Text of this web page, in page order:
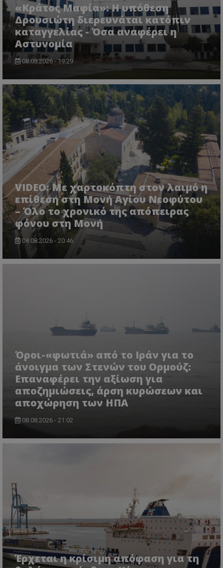
«Κράτος Μαφία»: Η υπόθεση
Δρουσιώτη διερευνάται κατόπιν
καταγγελίας - Όσα αναφέρει η
Αστυνομία
08.08.2026 - 19:29
VIDEO: Με χαρτοκόπτη στον λαιμό η
επίθεση στη Μονή Αγίου Νεοφύτου
– Όλο το χρονικό της απόπειρας
φόνου στη Μονή
08.08.2026 - 20:46
Όροι-«φωτιά» από το Ιράν για το
άνοιγμα των Στενών του Ορμούζ:
Επαναφέρει την αξίωση για
αποζημιώσεις, άρση κυρώσεων και
αποχώρηση των ΗΠΑ
08.08.2026 - 21:02
Έρχεται η κρίσιμη απόφαση για τη